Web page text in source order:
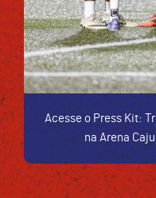
Acesse o Press Kit:
na Arena